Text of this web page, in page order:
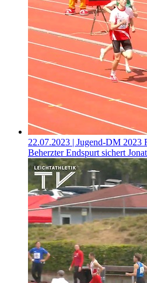
22.07.2023 | Jugend-DM 2023
Beherzter Endspurt sichert